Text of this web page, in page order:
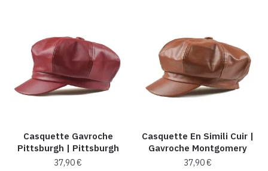
variations.
Les
options
peuvent
être
la
page
du
variations.
Les
options
peuvent
être
la
page
du
Casquette Gavroche
Pittsburgh | Pittsburgh
37,90€
Casquette En Simili Cuir​ |
Gavroche Montgomery
37,90€